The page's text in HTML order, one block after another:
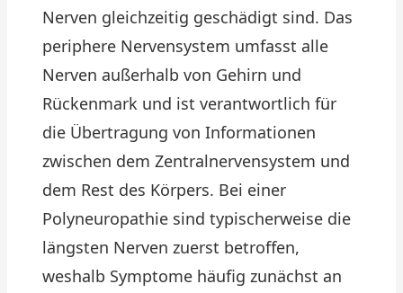
Nerven gleichzeitig geschädigt sind. Das
periphere Nervensystem umfasst alle
Nerven außerhalb von Gehirn und
Rückenmark und ist verantwortlich für
die Übertragung von Informationen
zwischen dem Zentralnervensystem und
dem Rest des Körpers. Bei einer
Polyneuropathie sind typischerweise die
längsten Nerven zuerst betroffen,
weshalb Symptome häufig zunächst an